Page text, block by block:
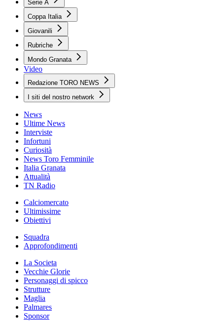
Serie A
Coppa Italia
Giovanili
Rubriche
Mondo Granata
Video
Redazione TORO NEWS
I siti del nostro network
News
Ultime News
Interviste
Infortuni
Curiosità
News Toro Femminile
Italia Granata
Attualità
TN Radio
Calciomercato
Ultimissime
Obiettivi
Squadra
Approfondimenti
La Societa
Vecchie Glorie
Personaggi di spicco
Strutture
Maglia
Palmares
Sponsor